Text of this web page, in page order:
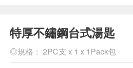
特厚不鏽鋼台式湯匙
◎規格： 2PC支 x 1 x 1Pack包